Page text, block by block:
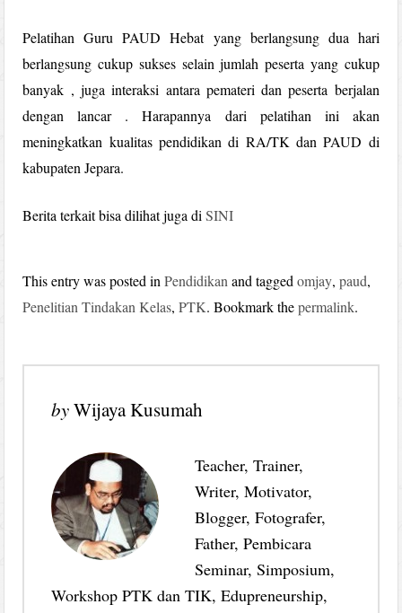
Pelatihan Guru PAUD Hebat yang berlangsung dua hari
berlangsung cukup sukses selain jumlah peserta yang cukup
banyak , juga interaksi antara pemateri dan peserta berjalan
dengan lancar . Harapannya dari pelatihan ini akan
meningkatkan kualitas pendidikan di RA/TK dan PAUD di
kabupaten Jepara.
Berita terkait bisa dilihat juga diSINI
This entry was posted inPendidikan and taggedomjay,paud,
Penelitian Tindakan Kelas,PTK. Bookmark thepermalink.
byWijaya Kusumah
Teacher, Trainer,
Writer, Motivator,
Blogger, Fotografer,
Father, Pembicara
Seminar, Simposium,
Workshop PTK dan TIK, Edupreneurship,